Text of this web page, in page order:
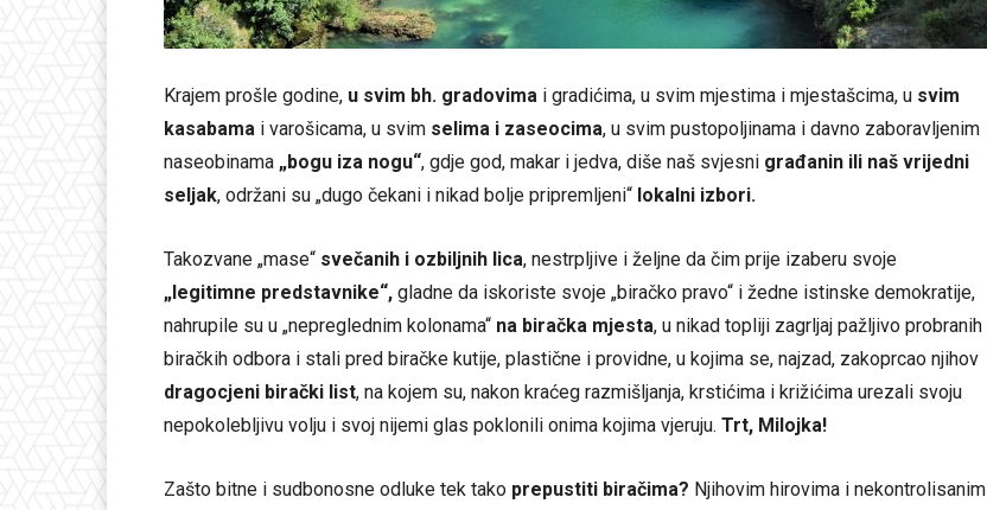
Krajem prošle godine, u svim bh. gradovima i gradićima, u svim mjestima i mjestašcima, u svim
kasabama i varošicama, u svim selima i zaseocima, u svim pustopoljinama i davno zaboravljenim
naseobinama „bogu iza nogu“, gdje god, makar i jedva, diše naš svjesni građanin ili naš vrijedni
seljak, održani su „dugo čekani i nikad bolje pripremljeni“ lokalni izbori.
Takozvane „mase“ svečanih i ozbiljnih lica, nestrpljive i željne da čim prije izaberu svoje
„legitimne predstavnike“, gladne da iskoriste svoje „biračko pravo“ i žedne istinske demokratije,
nahrupile su u „nepreglednim kolonama“ na biračka mjesta, u nikad topliji zagrljaj pažljivo probranih
biračkih odbora i stali pred biračke kutije, plastične i providne, u kojima se, najzad, zakoprcao njihov
dragocjeni birački list, na kojem su, nakon kraćeg razmišljanja, krstićima i križićima urezali svoju
nepokolebljivu volju i svoj nijemi glas poklonili onima kojima vjeruju. Trt, Milojka!
Zašto bitne i sudbonosne odluke tek tako prepustiti biračima? Njihovim hirovima i nekontrolisanim